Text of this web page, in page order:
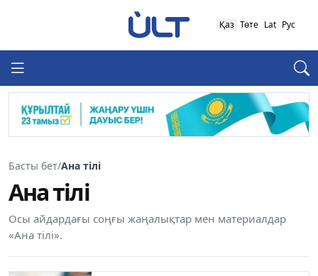
Қаз Төте Lat Рус
Басты бет/Ана тілі
Ана тілі
Осы айдардағы соңғы жаңалықтар мен материалдар
«Ана тілі».